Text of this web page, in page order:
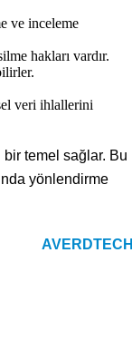
ve inceleme
hakları vardır.
veri ihlallerini
temel sağlar. Bu
yönlendirme
AVERDTECH